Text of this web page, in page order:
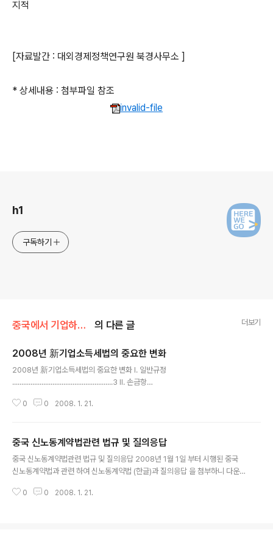
지적
[자료발간 : 대외경제정책연구원 북경사무소 ]
* 상세내용 : 첨부파일 참조
invalid-file
h1
구독하기
중국에서 기업하기/관련 법령 의 다른 글 더보기
2008년 新기업소득세법의 중요한 변화
2008년 新기업소득세법의 중요한 변화 I. 일반규정
.......................................................3 II. 손금항
리..........................................12 IV. 조세우대정책
화인..
0 0 2008. 1. 21.
중국 신노동계약법관련 법규 및 질의응답
중국 신노동계약법관련 법규 및 질의응답 2008년 1월 1일 부터 시행된 중국
신노동계약법과 관련 하여 신노동계약법 (한글)과 질의응답 을 첨부하니 다운로
(94 KB) 첨부파일 신노동계약법.hwp (68 KB) wangjing [ news@wangji
0 0 2008. 1. 21.